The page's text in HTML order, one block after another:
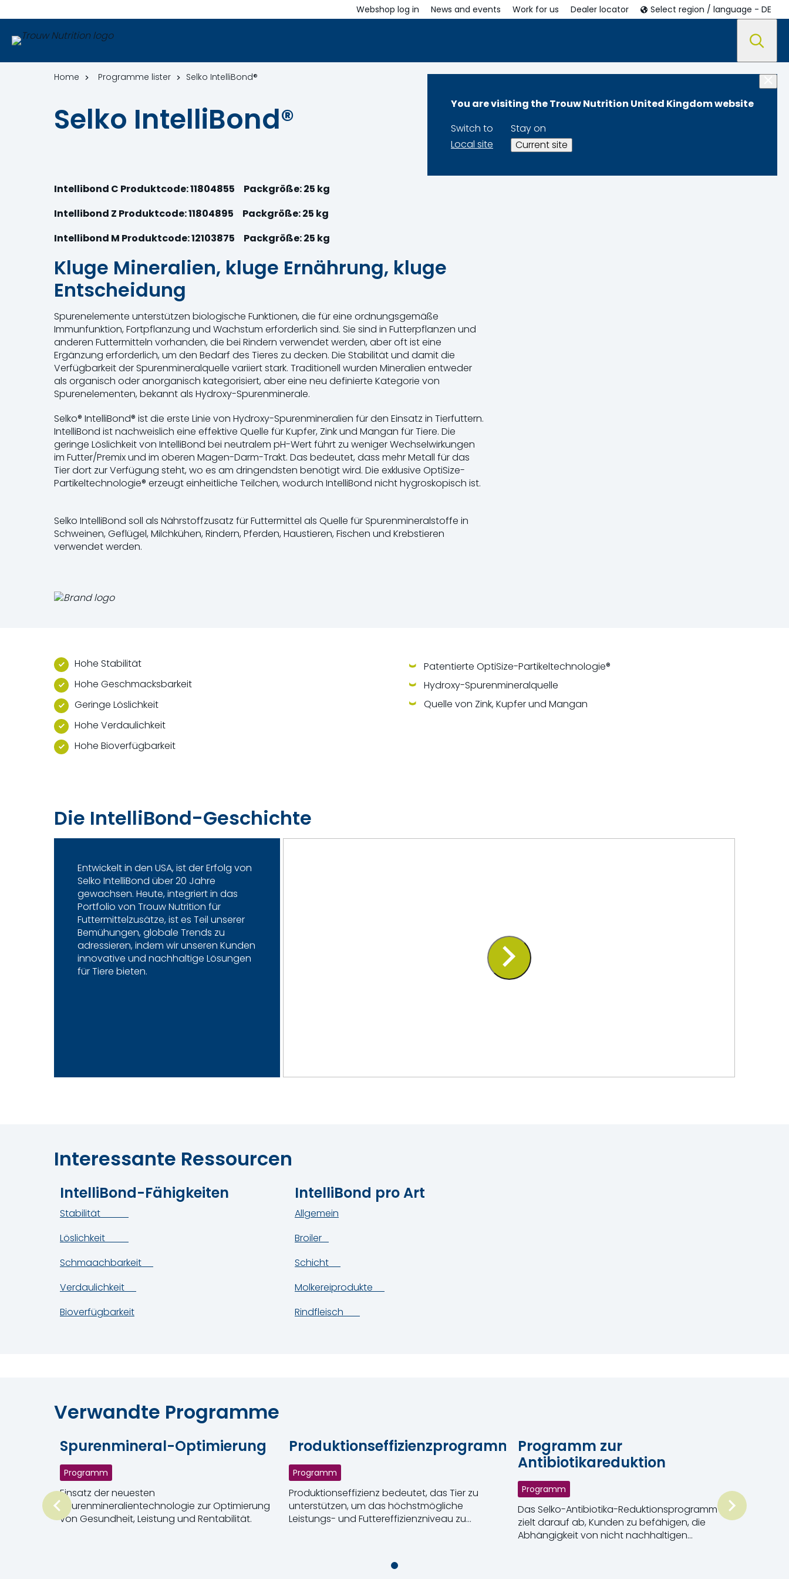
Webshop log in News and events Work for us Dealer locator Select region / language - DE
You are visiting the Trouw Nutrition United Kingdom website
Switch to
Local site
Stay on
Current site
Home Programme lister Selko IntelliBond®
Selko IntelliBond®
Intellibond C Produktcode: 11804855 Packgröße: 25 kg
Intellibond Z Produktcode: 11804895 Packgröße: 25 kg
Intellibond M Produktcode: 12103875 Packgröße: 25 kg
Kluge Mineralien, kluge Ernährung, kluge
Entscheidung
Spurenelemente unterstützen biologische Funktionen, die für eine ordnungsgemäße
Immunfunktion, Fortpflanzung und Wachstum erforderlich sind. Sie sind in Futterpflanzen und
anderen Futtermitteln vorhanden, die bei Rindern verwendet werden, aber oft ist eine
Ergänzung erforderlich, um den Bedarf des Tieres zu decken. Die Stabilität und damit die
Verfügbarkeit der Spurenmineralquelle variiert stark. Traditionell wurden Mineralien entweder
als organisch oder anorganisch kategorisiert, aber eine neu definierte Kategorie von
Spurenelementen, bekannt als Hydroxy-Spurenminerale.
Selko® IntelliBond® ist die erste Linie von Hydroxy-Spurenmineralien für den Einsatz in Tierfuttern.
IntelliBond ist nachweislich eine effektive Quelle für Kupfer, Zink und Mangan für Tiere. Die
geringe Löslichkeit von IntelliBond bei neutralem pH-Wert führt zu weniger Wechselwirkungen
im Futter/Premix und im oberen Magen-Darm-Trakt. Das bedeutet, dass mehr Metall für das
Tier dort zur Verfügung steht, wo es am dringendsten benötigt wird. Die exklusive OptiSize-
Partikeltechnologie® erzeugt einheitliche Teilchen, wodurch IntelliBond nicht hygroskopisch ist.
Selko IntelliBond soll als Nährstoffzusatz für Futtermittel als Quelle für Spurenmineralstoffe in
Schweinen, Geflügel, Milchkühen, Rindern, Pferden, Haustieren, Fischen und Krebstieren
verwendet werden.
Hohe Stabilität
Hohe Geschmacksbarkeit
Geringe Löslichkeit
Hohe Verdaulichkeit
Hohe Bioverfügbarkeit
Patentierte OptiSize-Partikeltechnologie®
Hydroxy-Spurenmineralquelle
Quelle von Zink, Kupfer und Mangan
Die IntelliBond-Geschichte
Entwickelt in den USA, ist der Erfolg von
Selko IntelliBond über 20 Jahre
gewachsen. Heute, integriert in das
Portfolio von Trouw Nutrition für
Futtermittelzusätze, ist es Teil unserer
Bemühungen, globale Trends zu
adressieren, indem wir unseren Kunden
innovative und nachhaltige Lösungen
für Tiere bieten.
Interessante Ressourcen
IntelliBond-Fähigkeiten
Stabilität
Löslichkeit
Schmaachbarkeit
Verdaulichkeit
Bioverfügbarkeit
IntelliBond pro Art
Allgemein
Broiler
Schicht
Molkereiprodukte
Rindfleisch
Verwandte Programme
Spurenmineral-Optimierung
Programm
Einsatz der neuesten
Spurenmineralientechnologie zur Optimierung
von Gesundheit, Leistung und Rentabilität.
Produktionseffizienzprogramm
Programm
Produktionseffizienz bedeutet, das Tier zu
unterstützen, um das höchstmögliche
Leistungs- und Futtereffizienzniveau zu
Programm zur
Antibiotikareduktion
Programm
Das Selko-Antibiotika-Reduktionsprogramm
zielt darauf ab, Kunden zu befähigen, die
Abhängigkeit von nicht nachhaltigen